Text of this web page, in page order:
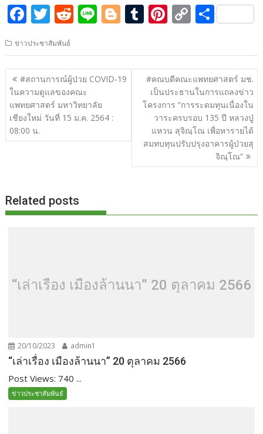
F
e
b
o
o
k
T
itt
er
R
d
di
t
Li
e
Bl
g
g
er
T
m
bl
r
Pi
er
e
st
C
p
y
Li
n
k
S
ar
e
ข่าวประชาสัมพันธ์
แนะแนว
เรื่อง
#สถานการณ์ผู้ป่วย COVID-19
ในความดูแลของคณะ
แพทยศาสตร์ มหาวิทยาลัย
เชียงใหม่ วันที่ 15 ม.ค. 2564 :
08:00 น.
#คณบดีคณะแพทยศาสตร์ มช.
เป็นประธานในการแถลงข่าว
โครงการ “การระดมทุนเนื่องใน
วาระครบรอบ 135 ปี หลวงปู่
แหวน สุจิณฺโณ เพื่อหารายได้
สมทบทุนปรับปรุงอาคารผู้ป่วยสุ
จิณฺโณ”
Related posts
“เล่าเรื่อง เมืองล้านนา” 20 ตุลาคม 2566
20/10/2023 admin1
“เล่าเรื่อง เมืองล้านนา” 20 ตุลาคม 2566
Post Views: 740 ...
ข่าวประชาสัมพันธ์